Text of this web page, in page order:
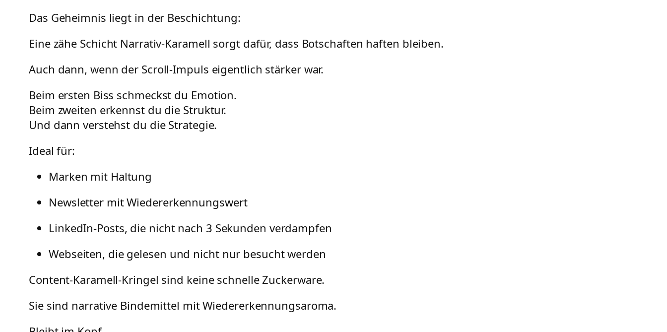
Das Geheimnis liegt in der Beschichtung:
Eine zähe Schicht Narrativ-Karamell sorgt dafür, dass Botschaften haften bleiben.
Auch dann, wenn der Scroll-Impuls eigentlich stärker war.
Beim ersten Biss schmeckst du Emotion.
Beim zweiten erkennst du die Struktur.
Und dann verstehst du die Strategie.
Ideal für:
Marken mit Haltung
Newsletter mit Wiedererkennungswert
LinkedIn-Posts, die nicht nach 3 Sekunden verdampfen
Webseiten, die gelesen und nicht nur besucht werden
Content-Karamell-Kringel sind keine schnelle Zuckerware.
Sie sind narrative Bindemittel mit Wiedererkennungsaroma.